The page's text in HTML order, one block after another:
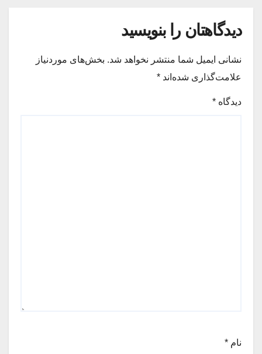
دیدگاهتان را بنویسید
نشانی ایمیل شما منتشر نخواهد شد. بخش‌های موردنیاز
علامت‌گذاری شده‌اند *
دیدگاه *
نام *